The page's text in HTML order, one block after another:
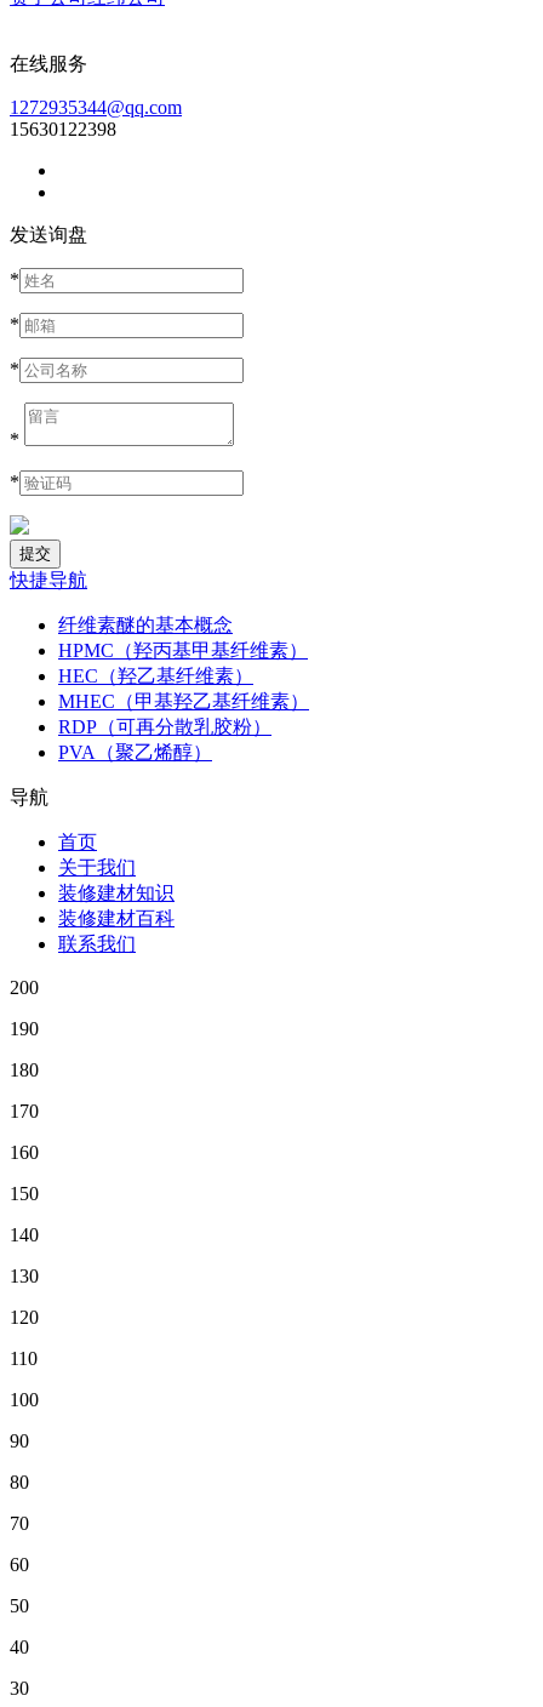
在线服务
1272935344@qq.com
15630122398
发送询盘
*
*
*
*
*
快捷导航
纤维素醚的基本概念
HPMC（羟丙基甲基纤维素）
HEC（羟乙基纤维素）
MHEC（甲基羟乙基纤维素）
RDP（可再分散乳胶粉）
PVA（聚乙烯醇）
导航
首页
关于我们
装修建材知识
装修建材百科
联系我们
200
190
180
170
160
150
140
130
120
110
100
90
80
70
60
50
40
30